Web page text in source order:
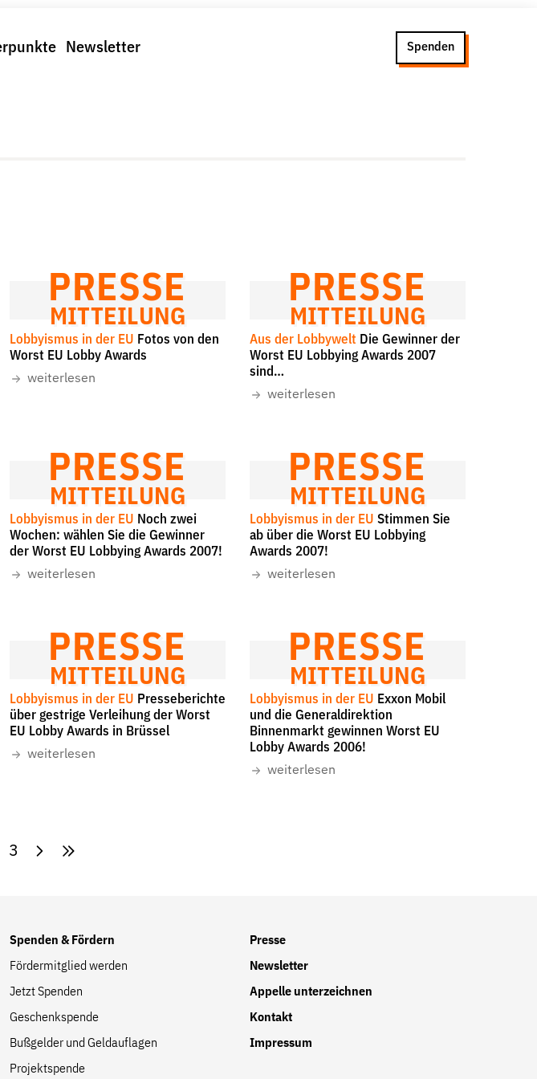
Newsletter Spenden
PRESSE
MITTEILUNG
Lobbyismus in der EU Fotos von den
Worst EU Lobby Awards
weiterlesen
PRESSE
MITTEILUNG
Aus der Lobbywelt Die Gewinner der
Worst EU Lobbying Awards 2007
sind…
weiterlesen
PRESSE
MITTEILUNG
Lobbyismus in der EU Noch zwei
Wochen: wählen Sie die Gewinner
der Worst EU Lobbying Awards 2007!
weiterlesen
PRESSE
MITTEILUNG
Lobbyismus in der EU Stimmen Sie
ab über die Worst EU Lobbying
Awards 2007!
weiterlesen
PRESSE
MITTEILUNG
Lobbyismus in der EU Presseberichte
über gestrige Verleihung der Worst
EU Lobby Awards in Brüssel
weiterlesen
PRESSE
MITTEILUNG
Lobbyismus in der EU Exxon Mobil
und die Generaldirektion
Binnenmarkt gewinnen Worst EU
Lobby Awards 2006!
weiterlesen
3
Spenden & Fördern
Fördermitglied werden
Jetzt Spenden
Geschenkspende
Bußgelder und Geldauflagen
Projektspende
Presse
Newsletter
Appelle unterzeichnen
Kontakt
Impressum